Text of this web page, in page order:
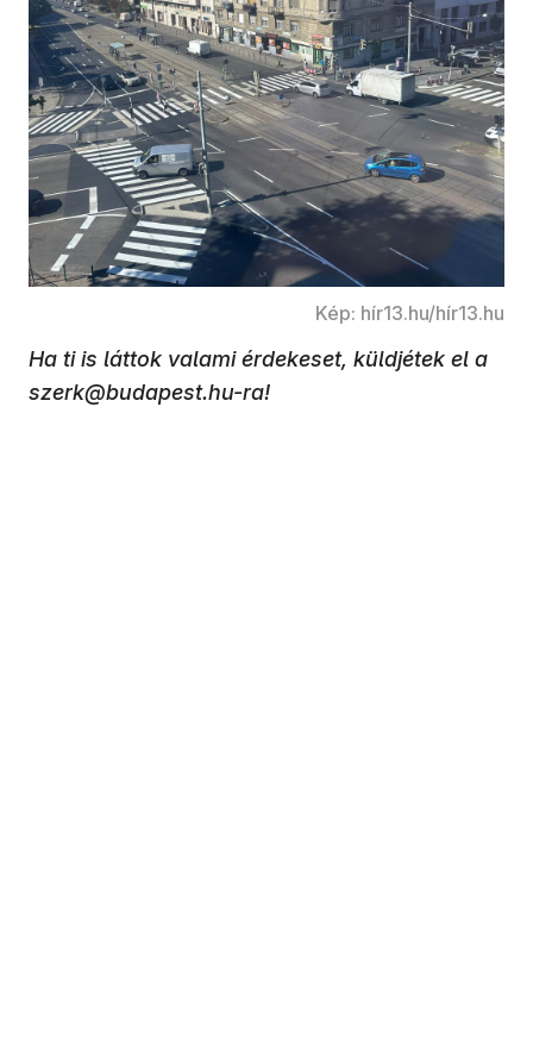
Kép: hír13.hu/hír13.hu
Ha ti is láttok valami érdekeset, küldjétek el a
szerk@budapest.hu-ra!